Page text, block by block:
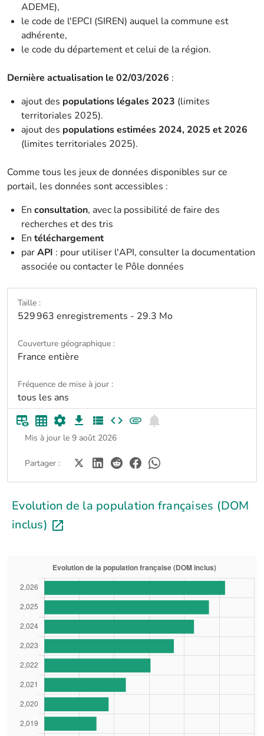
ADEME),
le code de l'EPCI (SIREN) auquel la commune est
adhérente,
le code du département et celui de la région.
Dernière actualisation le 02/03/2026 :
ajout des populations légales 2023 (limites
territoriales 2025).
ajout des populations estimées 2024, 2025 et 2026
(limites territoriales 2025).
Comme tous les jeux de données disponibles sur ce
portail, les données sont accessibles :
En consultation, avec la possibilité de faire des
recherches et des tris
En téléchargement
parAPI : pour utiliser l'API, consulter la documentation
associée ou contacter le Pôle données
Taille :
529 963 enregistrements - 29.3 Mo
Couverture géographique :
France entière
Fréquence de mise à jour :
tous les ans
Mis à jour le 9 août 2026
Partager :
Evolution de la population françaises (DOM
inclus)